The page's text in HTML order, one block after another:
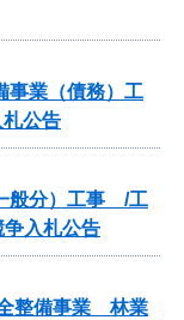
事業（債務）工
公告
般分）工事 /工
入札公告
整備事業 林業